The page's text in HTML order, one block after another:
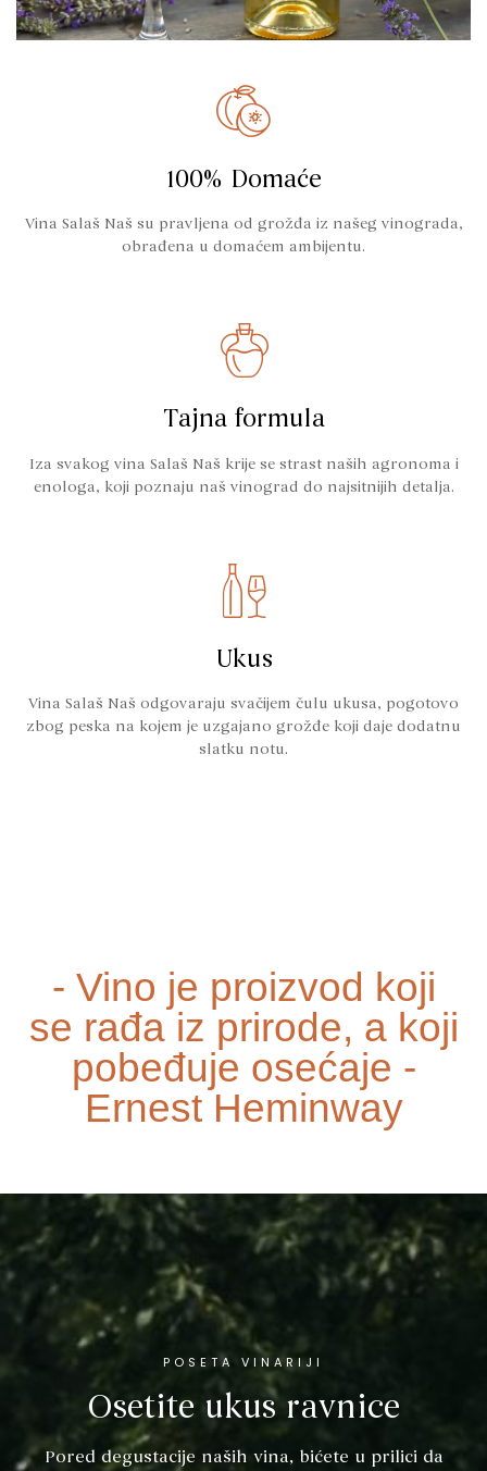
100% Domaće
Vina Salaš Naš su pravljena od grožđa iz našeg vinograda,
obrađena u domaćem ambijentu.
Tajna formula
Iza svakog vina Salaš Naš krije se strast naših agronoma i
enologa, koji poznaju naš vinograd do najsitnijih detalja.
Ukus
Vina Salaš Naš odgovaraju svačijem čulu ukusa, pogotovo
zbog peska na kojem je uzgajano grožđe koji daje dodatnu
slatku notu.
- Vino je proizvod koji
se rađa iz prirode, a koji
pobeđuje osećaje -
Ernest Heminway
POSETA VINARIJI
Osetite ukus ravnice
Pored degustacije naših vina, bićete u prilici da